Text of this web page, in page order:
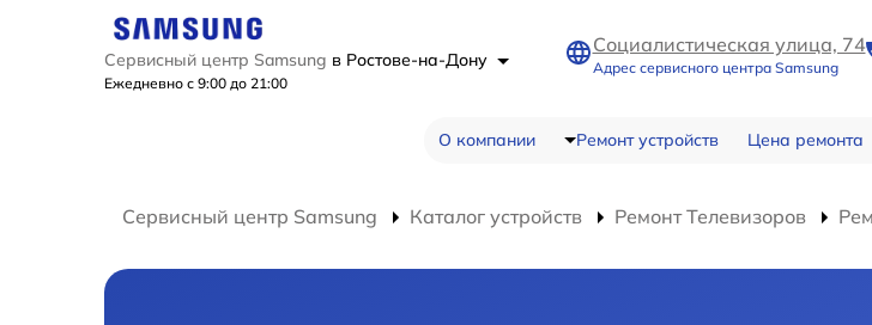
Сервисный центр Samsung в Ростове-на-Дону
Ежедневно с 9:00 до 21:00
Социалистическая улица, 74
Адрес сервисного центра Samsung
О компании Ремонт устройств Цена ремонта
Сервисный центр Samsung Каталог устройств Ремонт Телевизоров